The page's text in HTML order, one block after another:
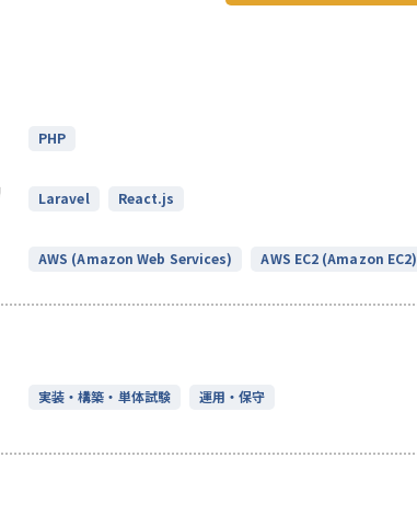
PHP
Laravel React.js
AWS (Amazon Web Services) AWS EC2 (Amazon EC2)
実装・構築・単体試験 運用・保守